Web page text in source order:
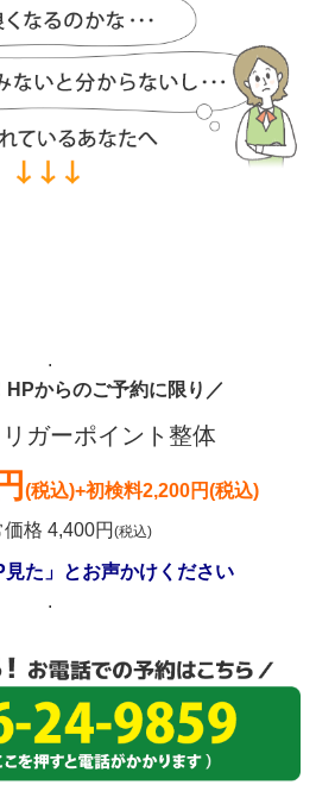
.
HPからのご予約に限り／
ガーポイント整体
(税込)+初検料2,200円(税込)
格 4,400円 (税込)
た」とお声かけください
.